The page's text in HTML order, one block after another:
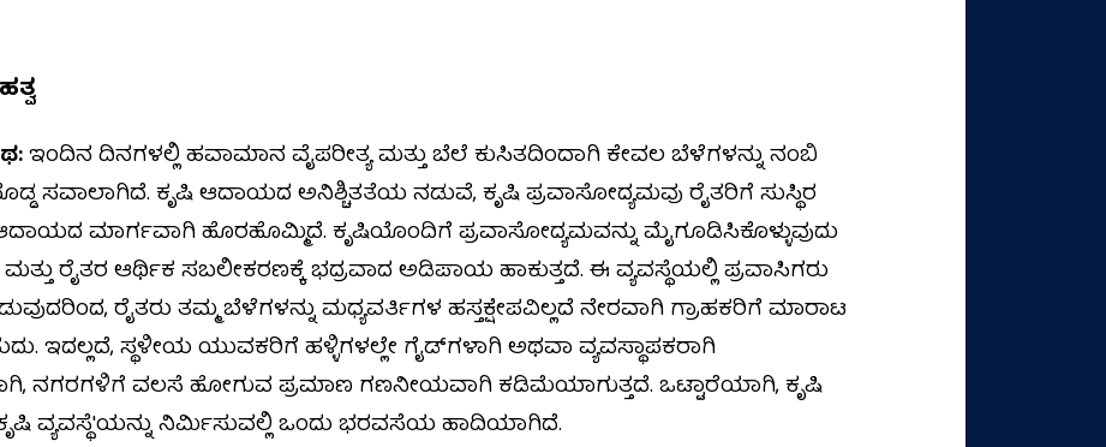
ಇಂದಿನ ದಿನಗಳಲ್ಲಿ ಹವಾಮಾನ ವೈಪರೀತ್ಯ ಮತ್ತು ಬೆಲೆ ಕುಸಿತದಿಂದಾಗಿ ಕೇವಲ ಬೆಳೆಗಳನ್ನು ನಂಬಿ
ಸವಾಲಾಗಿದೆ. ಕೃಷಿ ಆದಾಯದ ಅನಿಶ್ಚಿತತೆಯ ನಡುವೆ, ಕೃಷಿ ಪ್ರವಾಸೋದ್ಯಮವು ರೈತರಿಗೆ ಸುಸ್ಥಿರ
ಮಾರ್ಗವಾಗಿ ಹೊರಹೊಮ್ಮಿದೆ. ಕೃಷಿಯೊಂದಿಗೆ ಪ್ರವಾಸೋದ್ಯಮವನ್ನು ಮೈಗೂಡಿಸಿಕೊಳ್ಳುವುದು
ರೈತರ ಆರ್ಥಿಕ ಸಬಲೀಕರಣಕ್ಕೆ ಭದ್ರವಾದ ಅಡಿಪಾಯ ಹಾಕುತ್ತದೆ. ಈ ವ್ಯವಸ್ಥೆಯಲ್ಲಿ ಪ್ರವಾಸಿಗರು
ರೈತರು ತಮ್ಮ ಬೆಳೆಗಳನ್ನು ಮಧ್ಯವರ್ತಿಗಳ ಹಸ್ತಕ್ಷೇಪವಿಲ್ಲದೆ ನೇರವಾಗಿ ಗ್ರಾಹಕರಿಗೆ ಮಾರಾಟ
ಸ್ಥಳೀಯ ಯುವಕರಿಗೆ ಹಳ್ಳಿಗಳಲ್ಲೇ ಗೈಡ್‌ಗಳಾಗಿ ಅಥವಾ ವ್ಯವಸ್ಥಾಪಕರಾಗಿ
ನಗರಗಳಿಗೆ ವಲಸೆ ಹೋಗುವ ಪ್ರಮಾಣ ಗಣನೀಯವಾಗಿ ಕಡಿಮೆಯಾಗುತ್ತದೆ. ಒಟ್ಟಾರೆಯಾಗಿ, ಕೃಷಿ
ವ್ಯವಸ್ಥೆ'ಯನ್ನು ನಿರ್ಮಿಸುವಲ್ಲಿ ಒಂದು ಭರವಸೆಯ ಹಾದಿಯಾಗಿದೆ.